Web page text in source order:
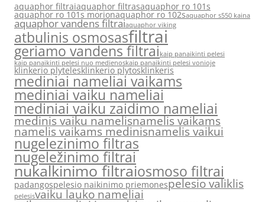
aquaphor filtraiaquaphor filtrasaquaphor ro 101s
aquaphor ro 101s morionaquaphor ro 102saquaphor s550 kaina
aquaphor vandens filtraiaquaphor viking
atbulinis osmosasfiltrai
geriamo vandens filtraikaip panaikinti pelesi
kaip panaikinti pelesi nuo medienoskaip panaikinti pelesi vonioje
klinkerio plytelesklinkerio plytosklinkeris
mediniai nameliai vaikams
mediniai vaiku nameliai
mediniai vaiku zaidimo nameliai
medinis vaiku namelisnamelis vaikams
namelis vaikams medinisnamelis vaikui
nugelezinimo filtras
nugeležinimo filtrai
nukalkinimo filtraiosmoso filtrai
padangospelesio naikinimo priemonespelesio valiklis
pelesisvaiku lauko nameliai